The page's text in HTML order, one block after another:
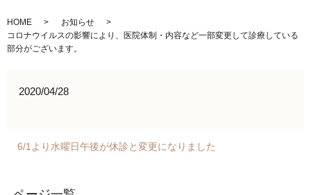
HOME
お知らせ
コロナウイルスの影響により、医院体制・内容など一部変更して診療している
部分がございます。
2020/04/28
6/1より水曜日午後が休診と変更になりました